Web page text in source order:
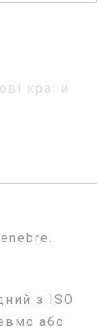
крани
з ISO
або